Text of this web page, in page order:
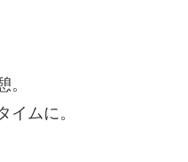
。
イムに。